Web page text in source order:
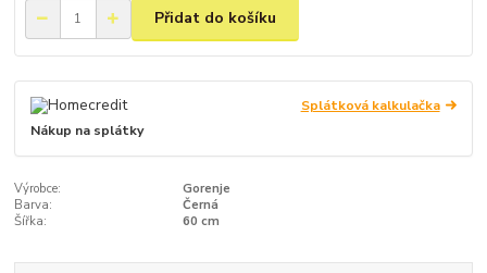
Přidat do košíku
Splátková kalkulačka
Nákup na splátky
Výrobce:
Gorenje
Barva:
Černá
Šířka:
60 cm